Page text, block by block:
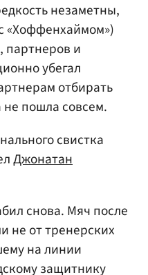
незаметны,
«Хоффенхаймом»)
партнеров и
убегал
отбирать
не пошла совсем.
свистка
Джонатан
снова. Мяч после
не от тренерских
на линии
защитнику